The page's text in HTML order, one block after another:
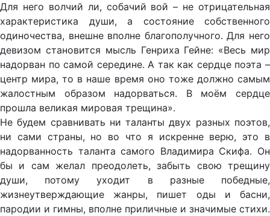
Для него волчий ли, собачий вой – не отрицательная
характеристика души, а состояние собственного
одиночества, внешне вполне благополучного. Для него
девизом становится мысль Генриха Гейне: «Весь мир
надорван по самой середине. А так как сердце поэта –
центр мира, то в наше время оно тоже должно самым
жалостным образом надорваться. В моём сердце
прошла великая мировая трещина».
Не будем сравнивать ни таланты двух разных поэтов,
ни сами страны, но во что я искренне верю, это в
надорванность таланта самого Владимира Скифа. Он
бы и сам желал преодолеть, забыть свою трещину
души, потому уходит в разные победные,
жизнеутверждающие жанры, пишет оды и басни,
пародии и гимны, вполне приличные и значимые стихи.